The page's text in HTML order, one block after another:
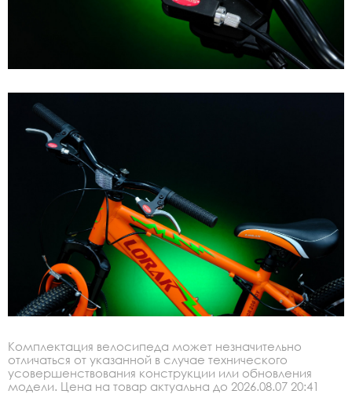
Комплектация велосипеда может незначительно
отличаться от указанной в случае технического
усовершенствования конструкции или обновления
модели. Цена на товар актуальна до 2026.08.07 20:41